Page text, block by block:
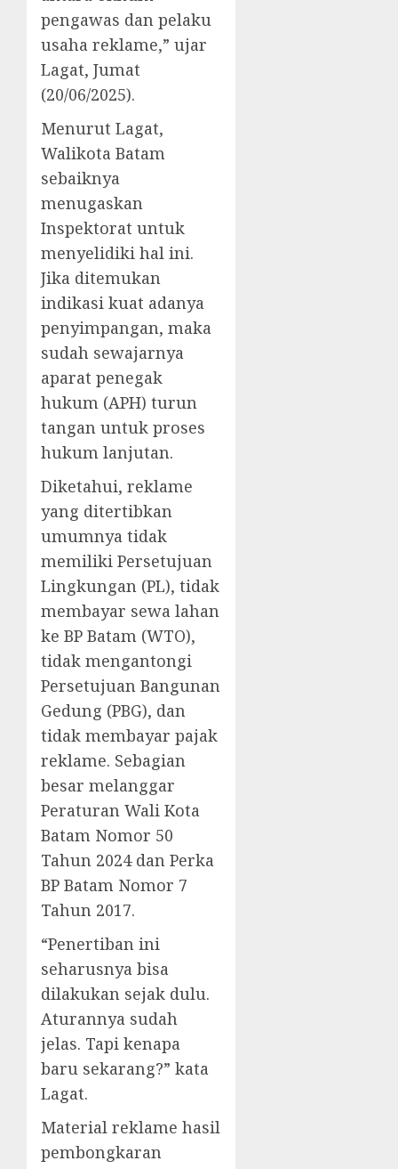
pengawas dan pelaku
usaha reklame,” ujar
Lagat, Jumat
(20/06/2025).
Menurut Lagat,
Walikota Batam
sebaiknya
menugaskan
Inspektorat untuk
menyelidiki hal ini.
Jika ditemukan
indikasi kuat adanya
penyimpangan, maka
sudah sewajarnya
aparat penegak
hukum (APH) turun
tangan untuk proses
hukum lanjutan.
Diketahui, reklame
yang ditertibkan
umumnya tidak
memiliki Persetujuan
Lingkungan (PL), tidak
membayar sewa lahan
ke BP Batam (WTO),
tidak mengantongi
Persetujuan Bangunan
Gedung (PBG), dan
tidak membayar pajak
reklame. Sebagian
besar melanggar
Peraturan Wali Kota
Batam Nomor 50
Tahun 2024 dan Perka
BP Batam Nomor 7
Tahun 2017.
“Penertiban ini
seharusnya bisa
dilakukan sejak dulu.
Aturannya sudah
jelas. Tapi kenapa
baru sekarang?” kata
Lagat.
Material reklame hasil
pembongkaran